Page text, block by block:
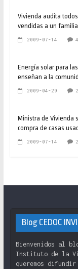
Vivienda audita
vendidas a un
2009-07-14
Energía solar para
enseñan a la
2009-04-29
Ministra de Vivienda
compra de casas
2009-07-14
Blog CEDOC INVI
Bienvenidos al
Instituto de la
queremos